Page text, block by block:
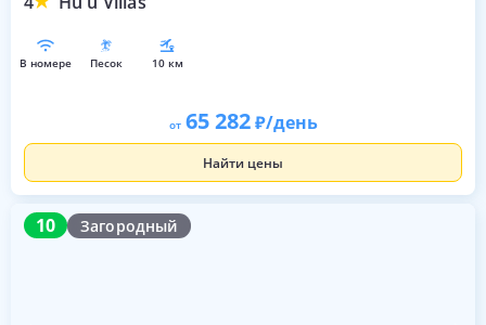
в номере песок 10 км
от 65 282 /день
Найти цены
10 Загородный
10